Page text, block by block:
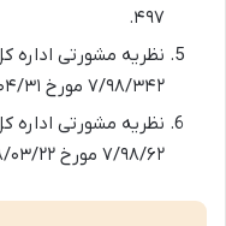
۴۹۷.
نظریه مشورتی اداره
۷/۹۸/۳۴۲ مورخ ۱۳۹۸/۰۴/۳۱.
نظریه مشورتی اداره
۷/۹۸/۶۲ مورخ ۱۳۹۸/۰۳/۲۲.